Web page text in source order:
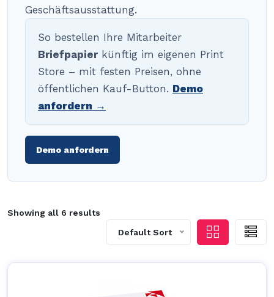
Geschäftsausstattung.
So bestellen Ihre Mitarbeiter
Briefpapier künftig im eigenen Print
Store – mit festen Preisen, ohne
öffentlichen Kauf-Button. Demo
anfordern →
Demo anfordern
Showing all 6 results
Default Sort